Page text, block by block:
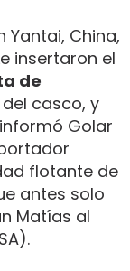
Yantai, China,
insertaron el
de
casco, y
Golar
flotante de
antes solo
Matías al